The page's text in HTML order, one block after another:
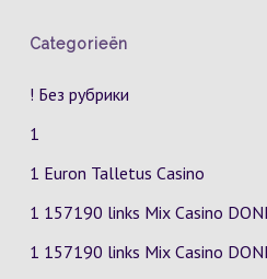
Categorieën
! Без рубрики
1
1 Euron Talletus Casino
1 157190 links Mix Casino
1 157190 links Mix Casino